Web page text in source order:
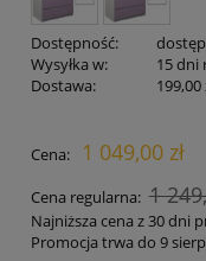
Dostępność:
Wysyłka w:
15 dni
Dostawa:
199,00
Cena nie zawiera
Cena: 1 049,00 zł
Cena regularna: 1
Najniższa cena z 30 dni
Promocja trwa do 9